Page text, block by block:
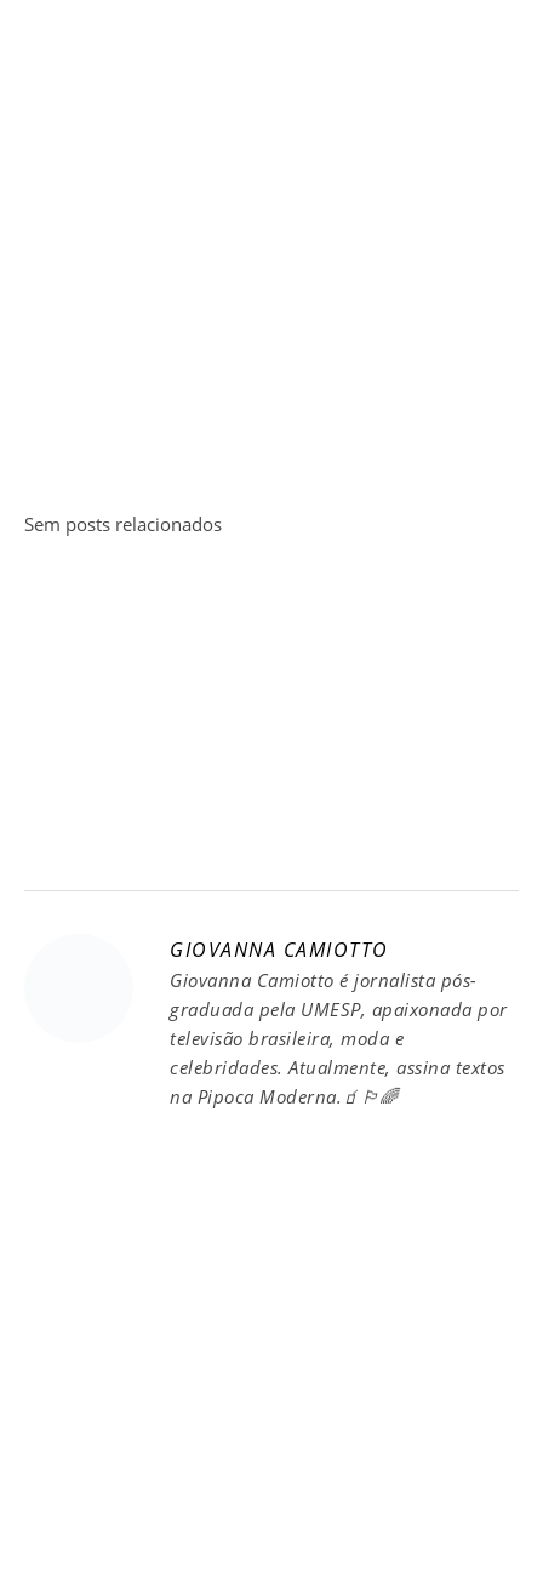
Sem posts relacionados
GIOVANNA CAMIOTTO
Giovanna Camiotto é jornalista pós-
graduada pela UMESP, apaixonada por
televisão brasileira, moda e
celebridades. Atualmente, assina textos
na Pipoca Moderna.🧃🏳️‍🌈